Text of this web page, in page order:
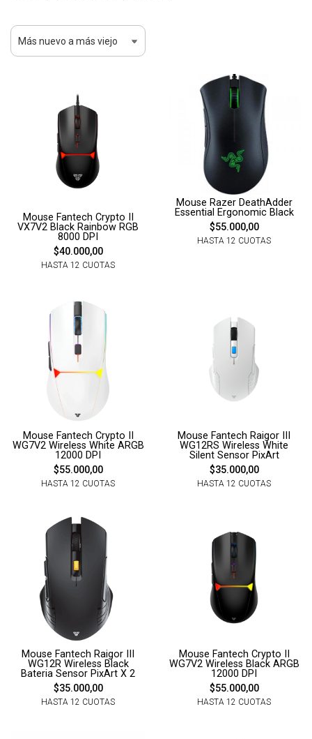
Mouse Fantech Crypto II
VX7V2 Black Rainbow RGB
8000 DPI
$40.000,00
HASTA 12 CUOTAS
Mouse Razer DeathAdder
Essential Ergonomic Black
$55.000,00
HASTA 12 CUOTAS
Mouse Fantech Crypto II
WG7V2 Wireless White ARGB
12000 DPI
$55.000,00
HASTA 12 CUOTAS
Mouse Fantech Raigor III
WG12RS Wireless White
Silent Sensor PixArt
$35.000,00
HASTA 12 CUOTAS
Mouse Fantech Raigor III
WG12R Wireless Black
Bateria Sensor PixArt X 2
$35.000,00
HASTA 12 CUOTAS
Mouse Fantech Crypto II
WG7V2 Wireless Black ARGB
12000 DPI
$55.000,00
HASTA 12 CUOTAS